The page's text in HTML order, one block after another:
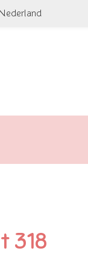
318